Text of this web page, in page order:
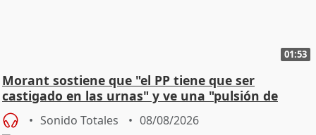
01:53
Morant sostiene que "el PP tiene que ser
castigado en las urnas" y ve una "pulsión de
cambio"
Sonido Totales 08/08/2026